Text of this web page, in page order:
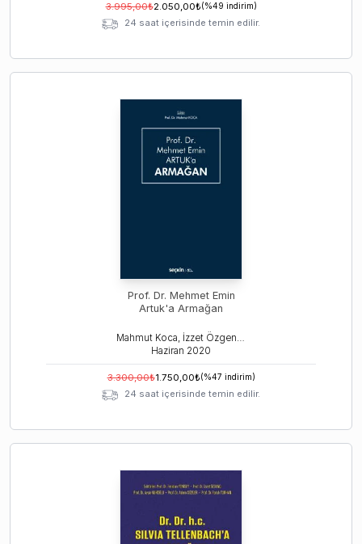
3.995,00₺2.050,00₺(%49 indirim)
24 saat içerisinde temin edilir.
Prof. Dr. Mehmet Emin
Artuk'a Armağan
Mahmut Koca, İzzet Özgenç, İlhan Üzülmez
Haziran 2020
3.300,00₺1.750,00₺(%47 indirim)
24 saat içerisinde temin edilir.